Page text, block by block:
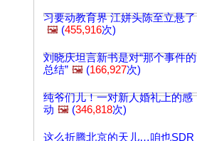
习要动教育界 江姘头陈至立悬了
🖼️ (455,916次)
刘晓庆坦言新书是对“那个事件的
总结” 🖼️ (166,927次)
纯爷们儿！一对新人婚礼上的感
动 🖼️ (346,818次)
这么折腾北京的天儿…咱也SDR